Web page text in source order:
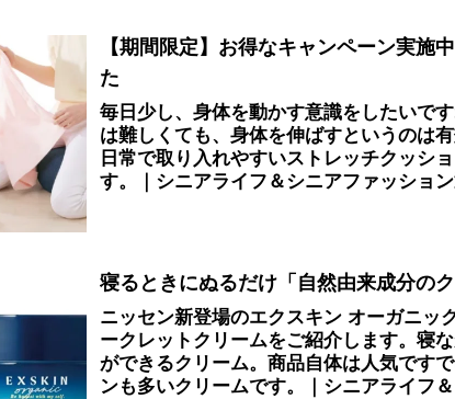
【期間限定】お得なキャンペーン実施
た
毎日少し、身体を動かす意識をしたいで
は難しくても、身体を伸ばすというのは有
日常で取り入れやすいストレッチクッシ
す。｜シニアライフ＆シニアファッショ
寝るときにぬるだけ「自然由来成分のク
ニッセン新登場のエクスキン オーガニッ
ークレットクリームをご紹介します。寝
ができるクリーム。商品自体は人気です
ンも多いクリームです。｜シニアライフ